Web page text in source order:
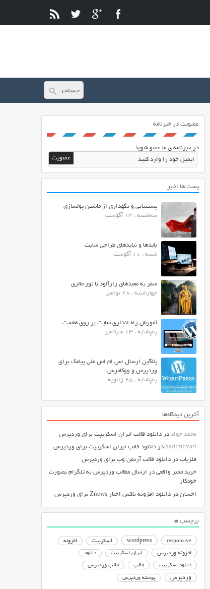
عضویت در خبرنامه
در خبرنامه ی ما عضو شوید
پست ها اخیر
پشتیبانی و نگهداری از ماشین پولسازی
سه‌شنبه ، 13 آگوست
بایدها و نبایدهای طراحی سایت
شنبه ، 10 آگوست
سفر به معبدهای رازآلود با تور مالزی
چهارشنبه ، 28 نوامبر
آموزش راه اندازی سایت بر روی هاست
پنج‌شنبه ، 13 سپتامبر
پلاگین ارسال اس ام اس ملی پیامک برای
وردپرس و ووکامرس
پنج‌شنبه ، 25 ژانویه
آخرین دیدگاه‌ها
محمد جواد در دانلود قالب ایران اسکریپت برای وردپرس
hadimirzari در دانلود قالب ایران اسکریپت برای وردپرس
فلزیاب در دانلود قالب آرتمن وب برای وردپرس
خرید ممبر واقعی در ارسال مطالب وردپرس به تلگرام بصورت
خودکار
احسان در دانلود افزونه باکس اخبار Znews برای وردپرس
برچسب ها
responsive
wordpress اسکریپت
افزونه
افزونه وردپرس
ایران اسکریپت دانلود
دانلود اسکریپت قالب قالب وردپرس
وردپرس پوسته وردپرس